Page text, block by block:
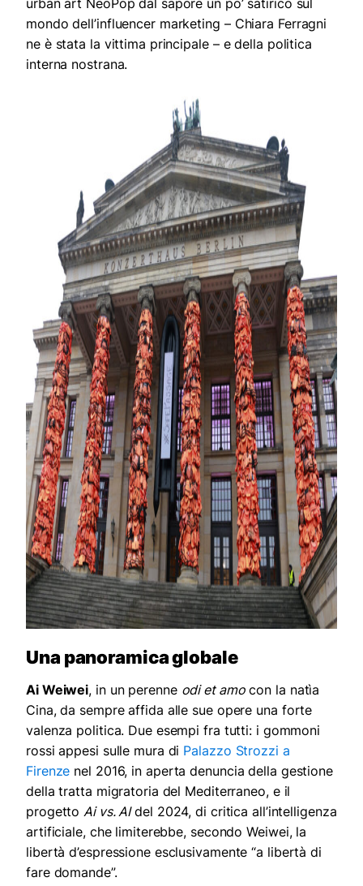
urban art NeoPop dal sapore un po’ satirico sul
mondo dell’influencer marketing –Chiara Ferragni
ne è stata la vittima principale –e della politica
interna nostrana.
Una panoramica globale
Ai Weiwei, in un perenne odi et amocon la natìa
Cina, da sempre affida alle sue opere una forte
valenza politica. Due esempi fra tutti: i gommoni
rossi appesi sulle mura di Palazzo Strozzi a
Firenze nel 2016, in aperta denuncia della gestione
della tratta migratoria del Mediterraneo, e il
progettoAi vs. AIdel 2024, di critica all’intelligenza
artificiale, che limiterebbe, secondo Weiwei, la
libertà d’espressione esclusivamente “a libertà di
fare domande”.